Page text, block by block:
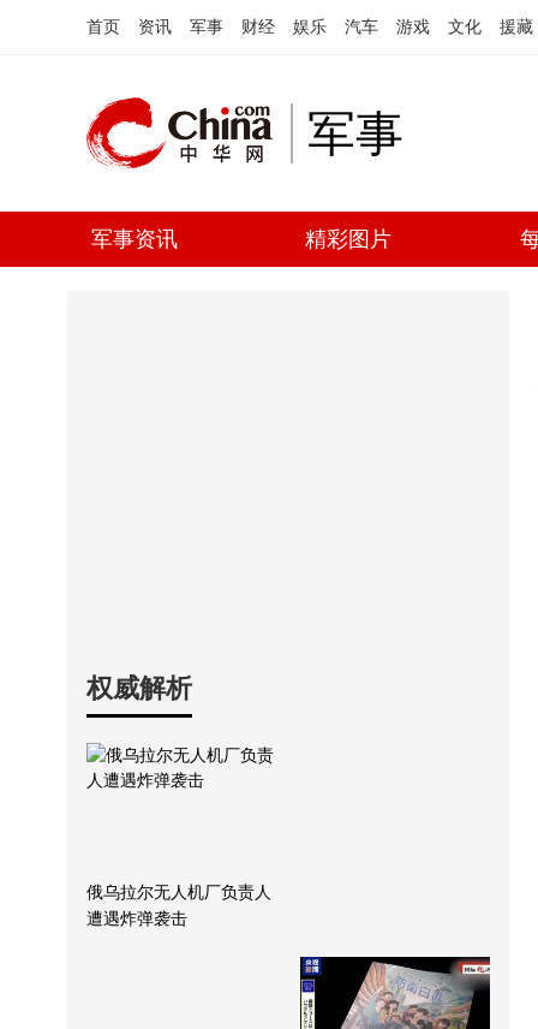
首页 资讯 军事 财经 娱乐 汽车 游戏 文化 援藏
军事
军事资讯 精彩图片
权威解析
俄乌拉尔无人机厂负责人
遭遇炸弹袭击